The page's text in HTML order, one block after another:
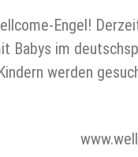
Engel!
Babys im
werden